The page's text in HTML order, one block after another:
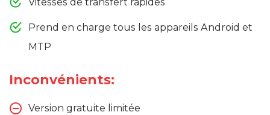
Prend en charge tous les appareils Android et
MTP
Inconvénients:
Version gratuite limitée